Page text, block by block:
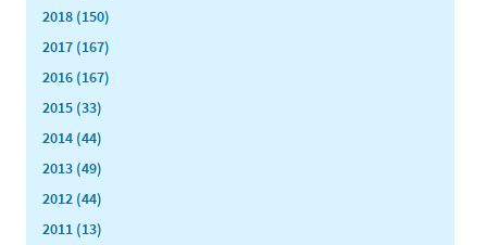
2018 (150)
2017 (167)
2016 (167)
2015 (33)
2014 (44)
2013 (49)
2012 (44)
2011 (13)